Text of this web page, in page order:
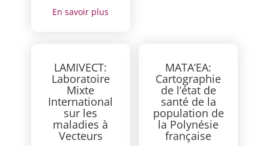
En savoir plus
LAMIVECT:
Laboratoire
Mixte
International
sur les
maladies à
Vecteurs
MATA’EA:
Cartographie
de l’état de
santé de la
population de
la Polynésie
française